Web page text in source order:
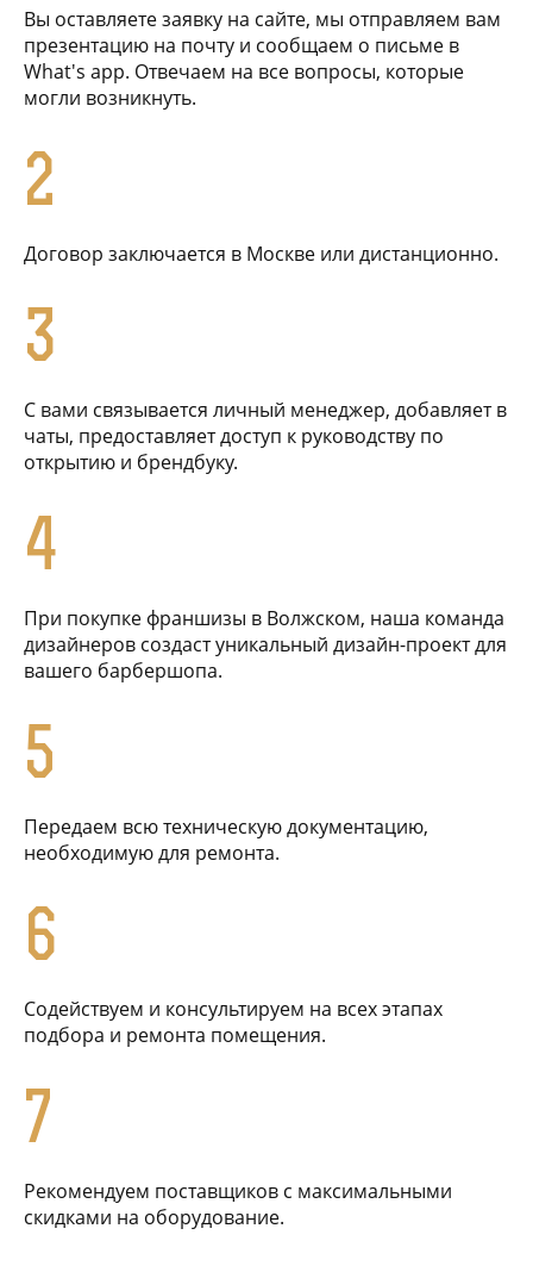
Вы оставляете заявку на сайте, мы отправляем вам
презентацию на почту и сообщаем о письме в
What's app. Отвечаем на все вопросы, которые
могли возникнуть.
2
Договор заключается в Москве или дистанционно.
3
С вами связывается личный менеджер, добавляет в
чаты, предоставляет доступ к руководству по
открытию и брендбуку.
4
При покупке франшизы в Волжском, наша команда
дизайнеров создаст уникальный дизайн-проект для
вашего барбершопа.
5
Передаем всю техническую документацию,
необходимую для ремонта.
6
Содействуем и консультируем на всех этапах
подбора и ремонта помещения.
7
Рекомендуем поставщиков с максимальными
скидками на оборудование.